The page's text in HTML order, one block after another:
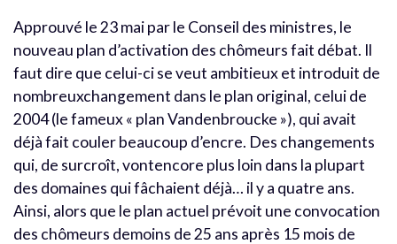
Approuvé le 23 mai par le Conseil des ministres, le
nouveau plan d’activation des chômeurs fait débat. Il
faut dire que celui-ci se veut ambitieux et introduit de
nombreuxchangement dans le plan original, celui de
2004 (le fameux « plan Vandenbroucke »), qui avait
déjà fait couler beaucoup d’encre. Des changements
qui, de surcroît, vontencore plus loin dans la plupart
des domaines qui fâchaient déjà… il y a quatre ans.
Ainsi, alors que le plan actuel prévoit une convocation
des chômeurs demoins de 25 ans après 15 mois de